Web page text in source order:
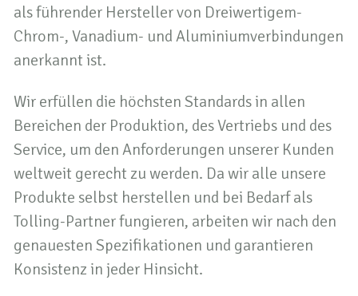
als führender Hersteller von Dreiwertigem-
Chrom-, Vanadium- und Aluminiumverbindungen
anerkannt ist.
Wir erfüllen die höchsten Standards in allen
Bereichen der Produktion, des Vertriebs und des
Service, um den Anforderungen unserer Kunden
weltweit gerecht zu werden. Da wir alle unsere
Produkte selbst herstellen und bei Bedarf als
Tolling-Partner fungieren, arbeiten wir nach den
genauesten Spezifikationen und garantieren
Konsistenz in jeder Hinsicht.